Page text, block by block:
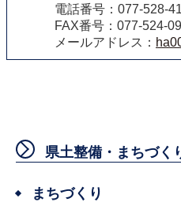
電話番号：077-528-
FAX番号：077-524-
メールアドレス：
県土整備・まちづく
まちづくり